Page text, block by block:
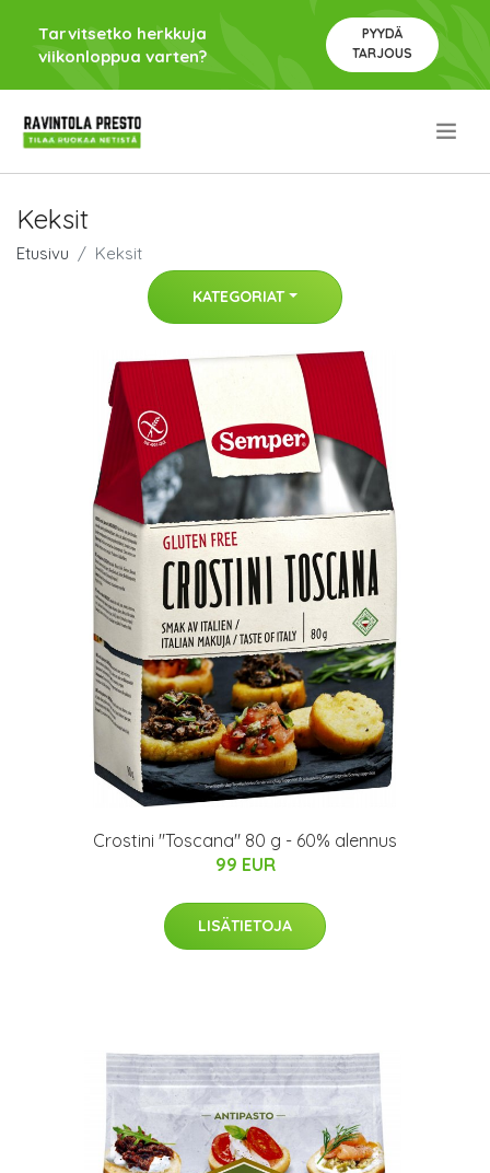
Tarvitsetko herkkuja
viikonloppua varten?
PYYDÄ
TARJOUS
Keksit
Etusivu Keksit
KATEGORIAT
Crostini "Toscana" 80 g - 60% alennus
99 EUR
LISÄTIETOJA